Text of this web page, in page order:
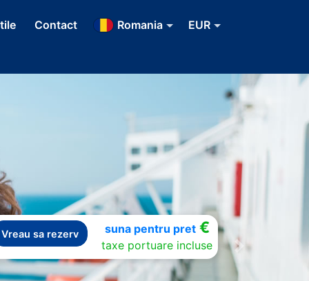
Contact Romania EUR
Vreau sa rezerv suna pentru pret€
taxe portuare incluse
Next